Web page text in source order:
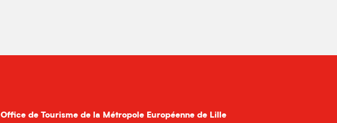
Office de Tourisme de la Métropole Européenne de Lille